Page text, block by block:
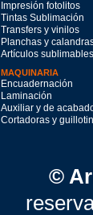
Impresión fotolitos
Tintas Sublimación
Transfers y vinilos
Planchas y
Artículos sublimables
MAQUINARIA
Encuadernación
Laminación
Auxiliar y de
Cortadoras y
©